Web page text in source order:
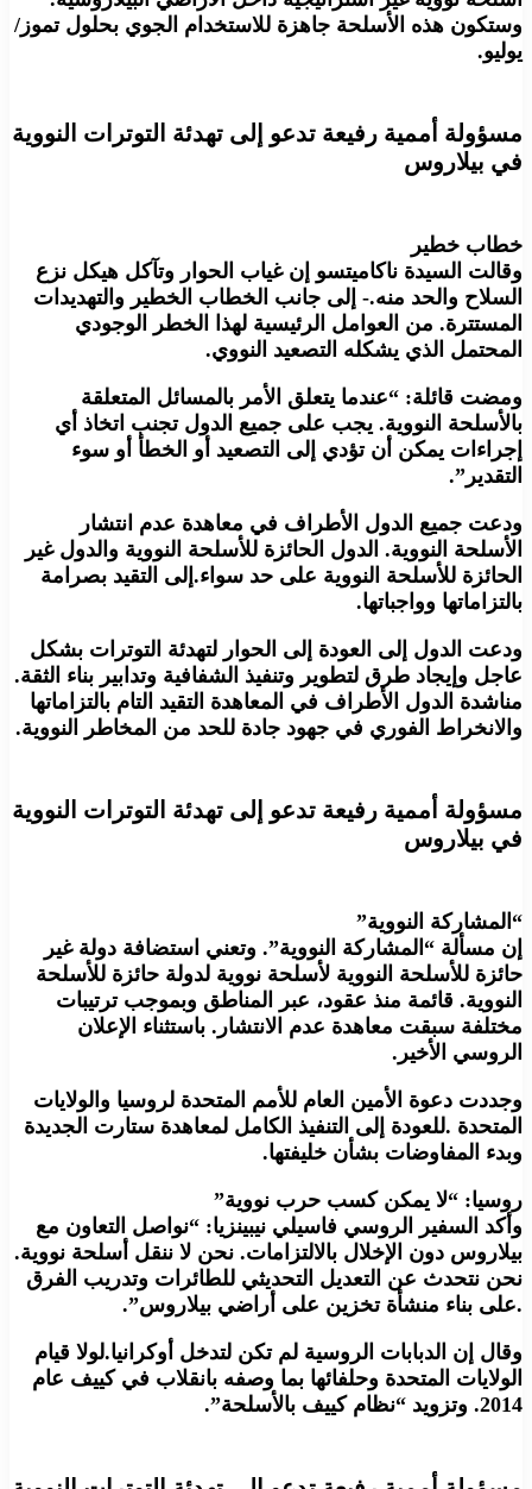
وستكون هذه الأسلحة جاهزة للاستخدام الجوي بحلول تموز/
يوليو.
مسؤولة أممية رفيعة تدعو إلى تهدئة التوترات النووية
في بيلاروس
خطاب خطير
وقالت السيدة ناكاميتسو إن غياب الحوار وتآكل هيكل نزع
السلاح والحد منه.- إلى جانب الخطاب الخطير والتهديدات
المستترة. من العوامل الرئيسية لهذا الخطر الوجودي
المحتمل الذي يشكله التصعيد النووي.
ومضت قائلة: “عندما يتعلق الأمر بالمسائل المتعلقة
بالأسلحة النووية. يجب على جميع الدول تجنب اتخاذ أي
إجراءات يمكن أن تؤدي إلى التصعيد أو الخطأ أو سوء
التقدير”.
ودعت جميع الدول الأطراف في معاهدة عدم انتشار
الأسلحة النووية. الدول الحائزة للأسلحة النووية والدول غير
الحائزة للأسلحة النووية على حد سواء.إلى التقيد بصرامة
بالتزاماتها وواجباتها.
ودعت الدول إلى العودة إلى الحوار لتهدئة التوترات بشكل
عاجل وإيجاد طرق لتطوير وتنفيذ الشفافية وتدابير بناء الثقة.
مناشدة الدول الأطراف في المعاهدة التقيد التام بالتزاماتها
والانخراط الفوري في جهود جادة للحد من المخاطر النووية.
مسؤولة أممية رفيعة تدعو إلى تهدئة التوترات النووية
في بيلاروس
“المشاركة النووية”
إن مسألة “المشاركة النووية”. وتعني استضافة دولة غير
حائزة للأسلحة النووية لأسلحة نووية لدولة حائزة للأسلحة
النووية. قائمة منذ عقود، عبر المناطق وبموجب ترتيبات
مختلفة سبقت معاهدة عدم الانتشار. باستثناء الإعلان
الروسي الأخير.
وجددت دعوة الأمين العام للأمم المتحدة لروسيا والولايات
المتحدة .للعودة إلى التنفيذ الكامل لمعاهدة ستارت الجديدة
وبدء المفاوضات بشأن خليفتها.
روسيا: “لا يمكن كسب حرب نووية”
وأكد السفير الروسي فاسيلي نيبينزيا: “نواصل التعاون مع
بيلاروس دون الإخلال بالالتزامات. نحن لا ننقل أسلحة نووية.
نحن نتحدث عن التعديل التحديثي للطائرات وتدريب الفرق
.على بناء منشأة تخزين على أراضي بيلاروس”.
وقال إن الدبابات الروسية لم تكن لتدخل أوكرانيا.لولا قيام
الولايات المتحدة وحلفائها بما وصفه بانقلاب في كييف عام
2014. وتزويد “نظام كييف بالأسلحة”.